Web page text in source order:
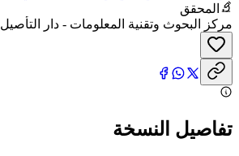
المحقق
مركز البحوث وتقنية المعلومات - دار التأصيل
تفاصيل النسخة